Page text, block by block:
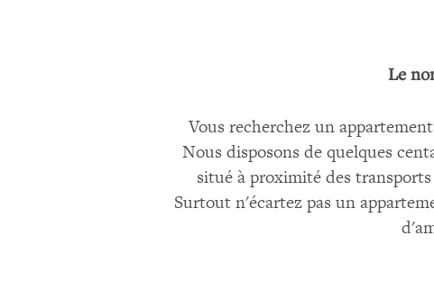
Le
Vous recherchez un
Nous disposons de quelques
situé à proximité des
Surtout n'écartez pas un